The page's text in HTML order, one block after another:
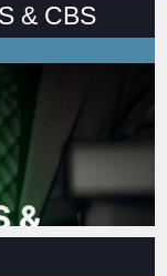
& CBS